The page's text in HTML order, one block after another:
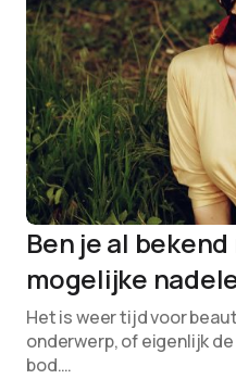
Ben je al
mogelijke
Het is weer tijd voor
onderwerp, of eigenlijk de
bod.…